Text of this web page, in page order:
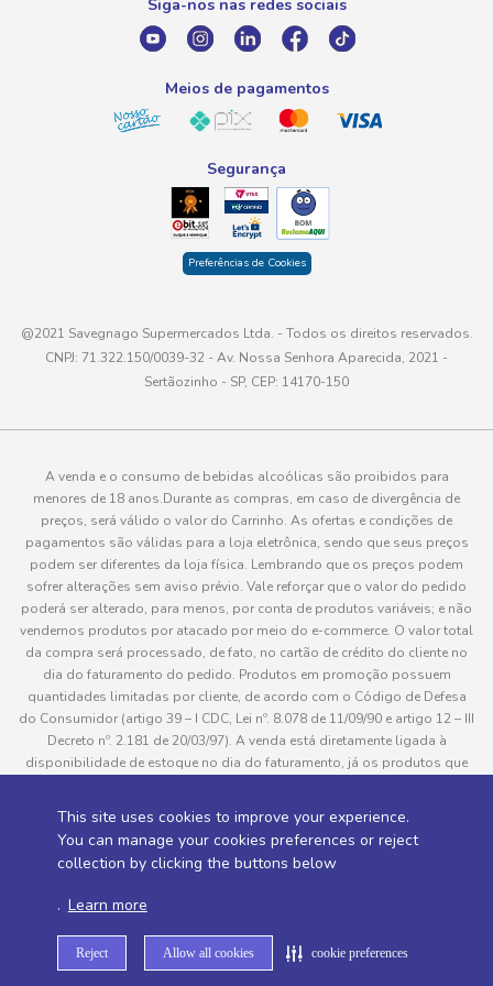
This site uses cookies to improve your experience.
You can manage your cookies preferences or reject
collection by clicking the buttons below
. Learn more
Reject Allow all cookies cookie preferences
atendimento@savegnago.com.br
Siga-nos nas redes sociais
Meios de pagamentos
Segurança
Preferências de Cookies
@2021 Savegnago Supermercados Ltda. - Todos os direitos reservados.
CNPJ: 71.322.150/0039-32 - Av. Nossa Senhora Aparecida, 2021 -
Sertãozinho - SP, CEP: 14170-150
A venda e o consumo de bebidas alcoólicas são proibidos para
menores de 18 anos.Durante as compras, em caso de divergência de
preços, será válido o valor do Carrinho. As ofertas e condições de
pagamentos são válidas para a loja eletrônica, sendo que seus preços
podem ser diferentes da loja física. Lembrando que os preços podem
sofrer alterações sem aviso prévio. Vale reforçar que o valor do pedido
poderá ser alterado, para menos, por conta de produtos variáveis; e não
vendemos produtos por atacado por meio do e-commerce. O valor total
da compra será processado, de fato, no cartão de crédito do cliente no
dia do faturamento do pedido. Produtos em promoção possuem
quantidades limitadas por cliente, de acordo com o Código de Defesa
do Consumidor (artigo 39 – I CDC, Lei nº. 8.078 de 11/09/90 e artigo 12 – III
Decreto nº. 2.181 de 20/03/97). A venda está diretamente ligada à
disponibilidade de estoque no dia do faturamento, já os produtos que
pedido do cliente, este não será entregue e o valor do item não será
cobrado. As fotos dos produtos no site são ilustrativas, podendo haver
divergência com o produto real e todos os pedidos estão sujeitos à
consultadas em “Política de Entregas”
Desenvolvido por